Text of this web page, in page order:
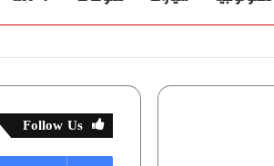
Follow Us